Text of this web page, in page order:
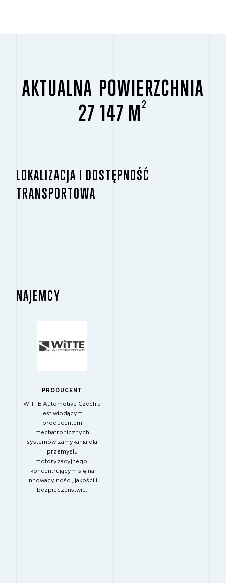
AKTUALNA POWIERZCHNIA
27 147 M 2
LOKALIZACJA I DOSTĘPNOŚĆ
TRANSPORTOWA
NAJEMCY
PRODUCENT
WITTE Automotive Czechia
jest wiodącym
producentem
mechatronicznych
systemów zamykania dla
przemysłu
motoryzacyjnego,
koncentrującym się na
innowacyjności, jakości i
bezpieczeństwie.